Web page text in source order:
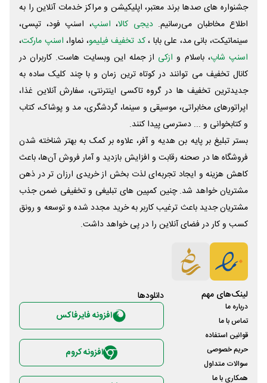
جشنواره های صدها برند معتبر، اپلیکیشن و مراکز خدمات آنلاین را به
اطلاع مخاطبان می‌رسانیم. دیجی کالا، اسنپ، اسنپ فود، تپسی،
سینماتیکت، بانی مد، علی‌ بابا ،کد تخفیف فیلیمو، نماوا، اسنپ مارکت،
اسنپ شاپ، باسلام و ازکی از جمله این وبسایت ‌هاست. کاربران در
کانال تخفیف می توانند در کوتاه ترین زمان و با چند کلیک ساده به
جدیدترین تخفیف ها در گروه تاکسی اینترنتی، سفارش آنلاین غذا،
اپراتورهای مخابراتی، موسیقی و سینما، گردشگری، مد و پوشاک، کتاب
و کتابخوانی و ... دسترسی پیدا کنند.
بستر تبلیغ بر پایه بن هدیه و آفر، علاوه بر کمک به بهتر شناخته شدن
فروشگاه ها در صحنه رقابت و افزایش بازدید و آمار فروش آن‌ها، باعث
کاهش هزینه و ایجاد تجربه‌ای لذت بخش از خریدی ارزان تر در ذهن
مشتریان خواهد شد. چنین کمپین های تبلیغی و تخفیفی ضمن جذب
مشتریان جدید باعث ترغیب کاربر به خرید مجدد شده و توسعه و رونق
کسب و کار در فضای آنلاین را در پی خواهد داشت.
لینک‌های مهم
درباره ما
تماس با ما
قوانین استفاده
حریم خصوصی
سوالات متداول
همکاری با ما
دانلود‌ها
افزونه فایرفاکس
افزونه کروم